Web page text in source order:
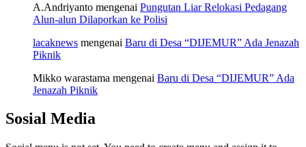
A.Andriyanto mengenai Pungutan Liar Relokasi Pedagang
Alun-alun Dilaporkan ke Polisi
lacaknews mengenai Baru di Desa “DIJEMUR” Ada Jenazah
Piknik
Mikko warastama mengenai Baru di Desa “DIJEMUR” Ada
Jenazah Piknik
Sosial Media